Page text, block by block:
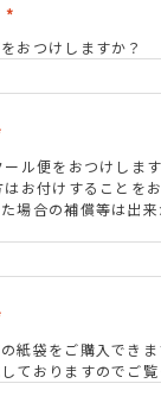
(
必
須
おつけしますか？
ル便をおつけしま
お付けすることをお
場合の補償等は出
紙袋をご購入でき
ておりますのでご覧